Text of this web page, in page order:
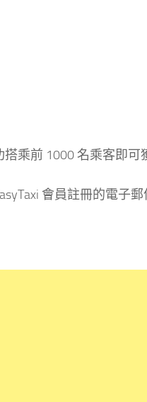
乘前 1000 名乘客即可
會員註冊的電子郵